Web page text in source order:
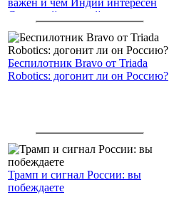
Северный морской путь
Беспилотник Bravo от Triada
Robotics: догонит ли он Россию?
Трамп и сигнал России: вы
побеждаете